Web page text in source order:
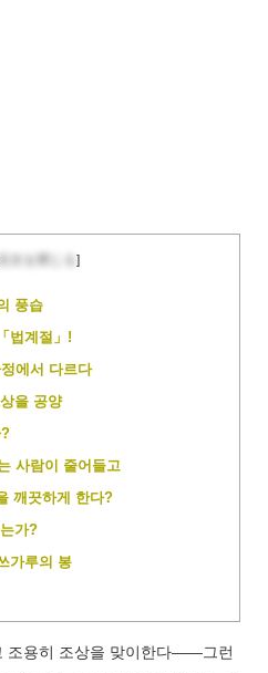
次を閉じる ]
풍습
법계절」!
에서 다르다
을 공양
사람이 줄어들고
깨끗하게 한다?
가?
가루의 봉
조용히 조상을 맞이한다——그런